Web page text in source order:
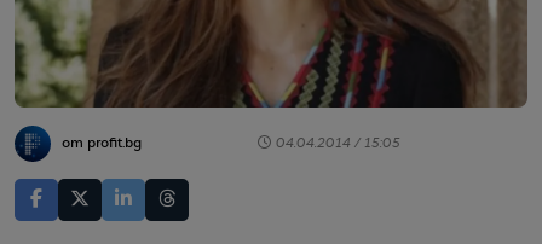
от profit.bg 04.04.2014 / 15:05